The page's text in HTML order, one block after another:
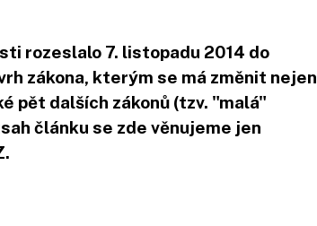
rozeslalo 7. listopadu 2014 do
zákona, kterým se má změnit nejen
pět dalších zákonů (tzv. "malá"
článku se zde věnujeme jen